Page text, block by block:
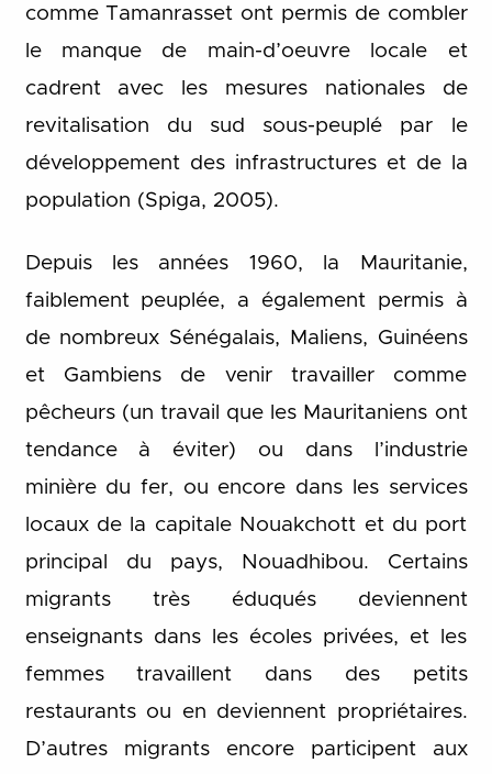
comme Tamanrasset ont permis de combler
le manque de main-d’oeuvre locale et
cadrent avec les mesures nationales de
revitalisation du sud sous-peuplé par le
développement des infrastructures et de la
population (Spiga, 2005).
Depuis les années 1960, la Mauritanie,
faiblement peuplée, a également permis à
de nombreux Sénégalais, Maliens, Guinéens
et Gambiens de venir travailler comme
pêcheurs (un travail que les Mauritaniens ont
tendance à éviter) ou dans l’industrie
minière du fer, ou encore dans les services
locaux de la capitale Nouakchott et du port
principal du pays, Nouadhibou. Certains
migrants très éduqués deviennent
enseignants dans les écoles privées, et les
femmes travaillent dans des petits
restaurants ou en deviennent propriétaires.
D’autres migrants encore participent aux